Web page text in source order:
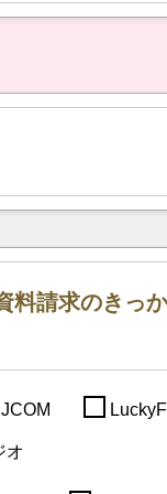
請求のきっ
JCOM
オ